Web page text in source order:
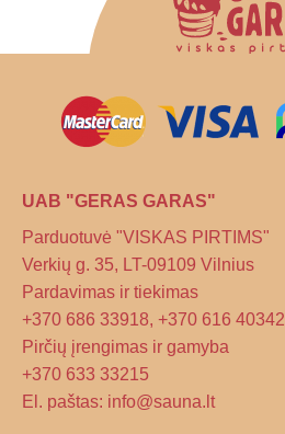
page
UAB "GERAS GARAS"
Parduotuvė "VISKAS PIRTIMS"
Verkių g. 35, LT-09109 Vilnius
Pardavimas ir tiekimas
+370 686 33918, +370 616 40342
Pirčių įrengimas ir gamyba
+370 633 33215
El. paštas: info@sauna.lt